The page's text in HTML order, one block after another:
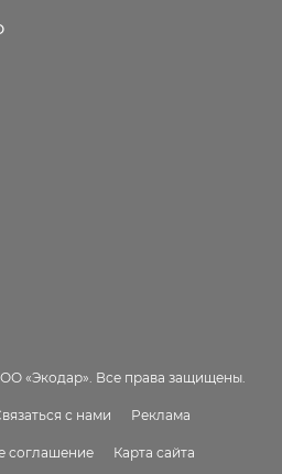
«Экодар». Все права защищены.
с нами Реклама
соглашение Карта сайта